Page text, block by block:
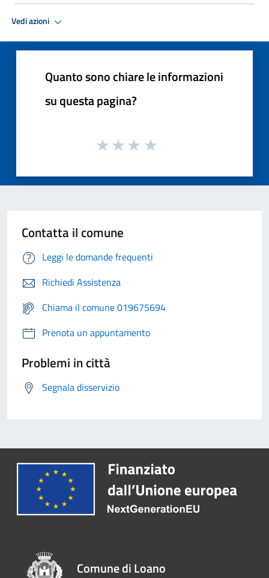
Vedi azioni
Quanto sono chiare le informazioni
su questa pagina?
Contatta il comune
Leggi le domande frequenti
Richiedi Assistenza
Chiama il comune 019675694
Prenota un appuntamento
Problemi in città
Segnala disservizio
Comune di Loano